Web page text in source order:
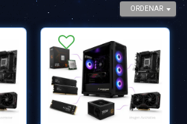
ORDENAR